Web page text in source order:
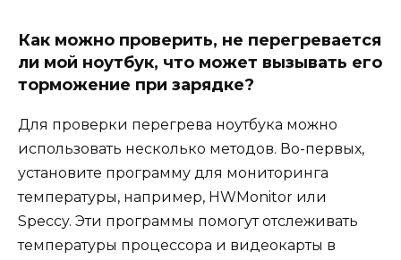
Как можно проверить, не перегревается
ли мой ноутбук, что может вызывать его
торможение при зарядке?
Для проверки перегрева ноутбука можно
использовать несколько методов. Во-первых,
установите программу для мониторинга
температуры, например, HWMonitor или
Speccy. Эти программы помогут отслеживать
температуры процессора и видеокарты в